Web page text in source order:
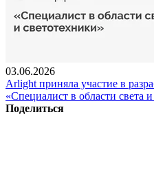
03.06.2026
Arlight приняла участие в
«Специалист в области света
Поделиться